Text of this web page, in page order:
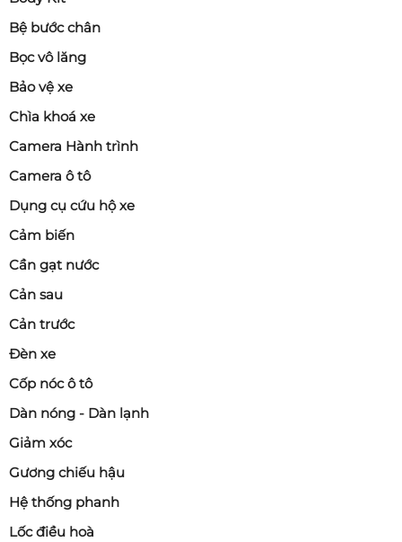
Bệ bước chân
Bọc vô lăng
Bảo vệ xe
Chìa khoá xe
Camera Hành trình
Camera ô tô
Dụng cụ cứu hộ xe
Cảm biến
Cần gạt nước
Cản sau
Cản trước
Đèn xe
Cốp nóc ô tô
Dàn nóng - Dàn lạnh
Giảm xóc
Gương chiếu hậu
Hệ thống phanh
Lốc điều hoà